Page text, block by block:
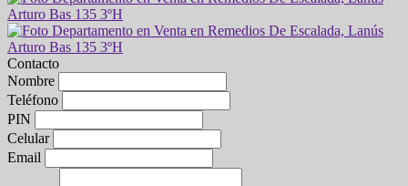
Contacto
Nombre
Teléfono
PIN
Celular
Email